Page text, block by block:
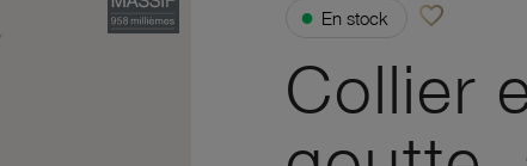
● En stock favorite_borderAjouter à vos
Collier